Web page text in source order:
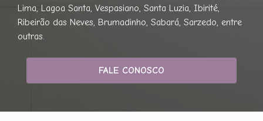
Lima, Lagoa Santa, Vespasiano, Santa Luzia, Ibirité,
Ribeirão das Neves, Brumadinho, Sabará, Sarzedo, entre
outras.
FALE CONOSCO